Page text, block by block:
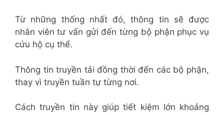
Từ những thống nhất đó, thông tin sẽ được
nhân viên tư vấn gửi đến từng bộ phận phục vụ
cứu hộ cụ thể.
Thông tin truyền tải đồng thời đến các bộ phận,
thay vì truyền tuần tự từng nơi.
Cách truyền tin này giúp tiết kiệm lớn khoảng